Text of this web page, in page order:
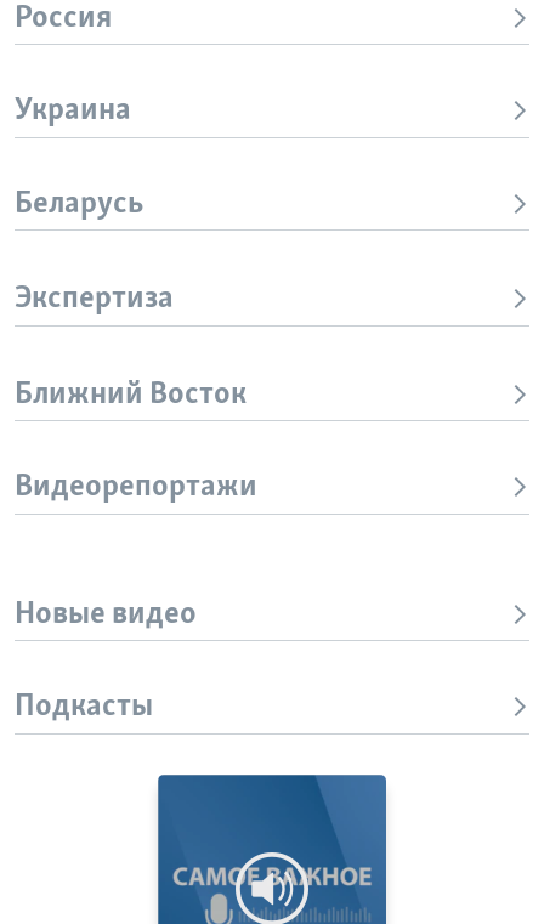
Россия
Украина
Беларусь
Экспертиза
Ближний Восток
Видеорепортажи
Новые видео
Подкасты